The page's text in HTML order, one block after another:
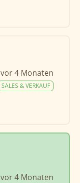
vor 4 Monaten
SALES & VERKAUF
vor 4 Monaten